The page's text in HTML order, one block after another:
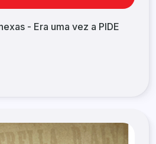
- Era uma vez a PIDE